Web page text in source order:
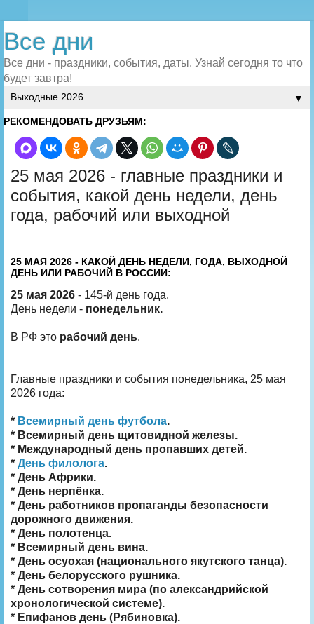
Все дни
Все дни - праздники, события, даты. Узнай сегодня то что
будет завтра!
▼
РЕКОМЕНДОВАТЬ ДРУЗЬЯМ:
25 мая 2026 - главные праздники и
события, какой день недели, день
года, рабочий или выходной
25 МАЯ 2026 - КАКОЙ ДЕНЬ НЕДЕЛИ, ГОДА, ВЫХОДНОЙ
ДЕНЬ ИЛИ РАБОЧИЙ В РОССИИ:
25 мая 2026 - 145-й день года.
День недели - понедельник.
В РФ это рабочий день.
Главные праздники и события понедельника, 25 мая
2026 года:
* Всемирный день футбола.
* Всемирный день щитовидной железы.
* Международный день пропавших детей.
* День филолога.
* День Африки.
* День нерпёнка.
* День работников пропаганды безопасности
дорожного движения.
* День полотенца.
* Всемирный день вина.
* День осуохая (национального якутского танца).
* День белорусского рушника.
* День сотворения мира (по александрийской
хронологической системе).
* Епифанов день (Рябиновка).